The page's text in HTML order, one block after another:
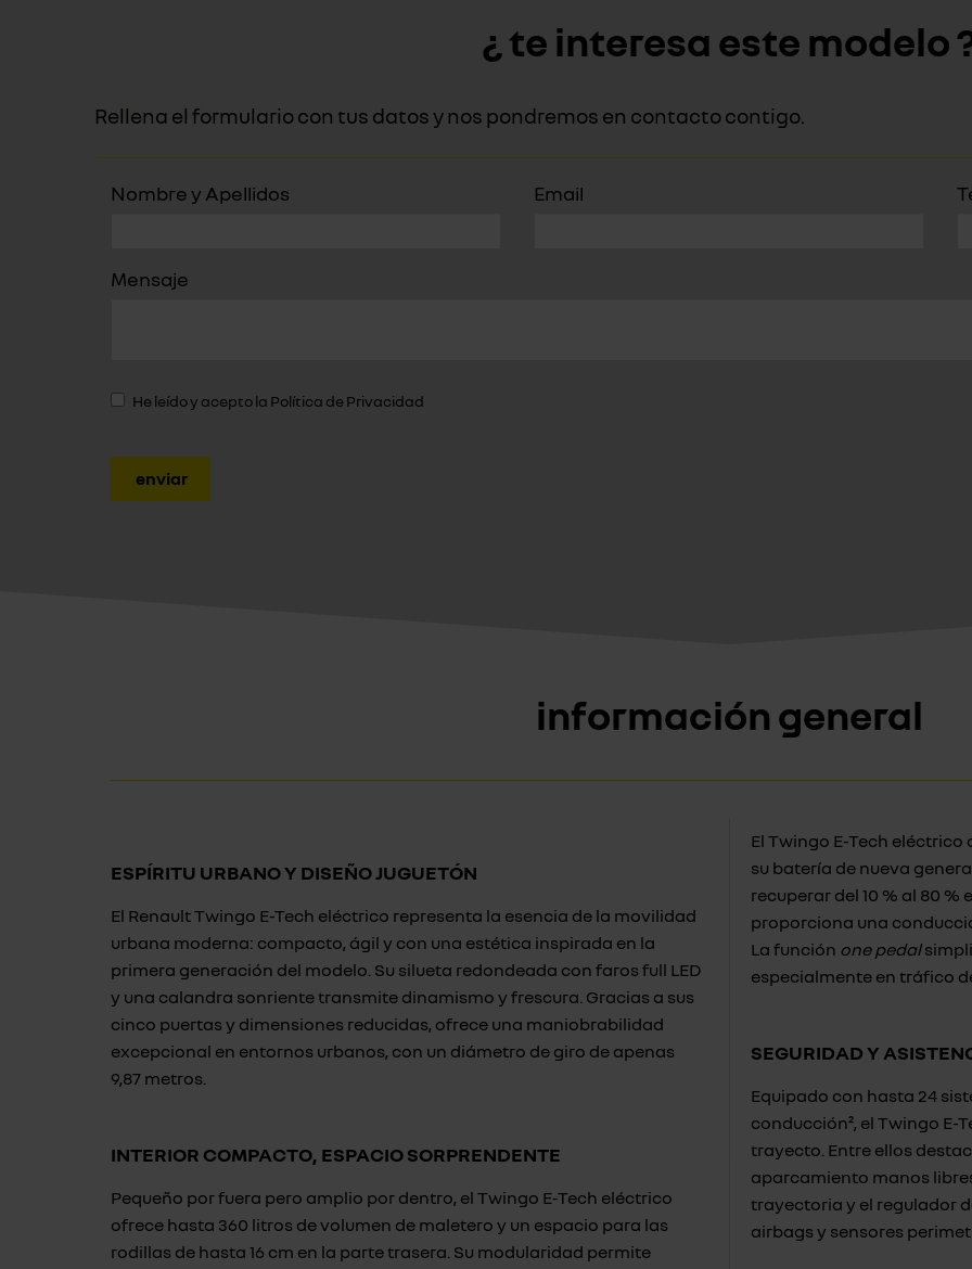
¿ te interesa este modelo
Rellena el formulario con tus datos y nos pondremos en contacto contigo.
Nombre y Apellidos Email
Mensaje
He leído y acepto la Política de Privacidad
enviar
información general
ESPÍRITU URBANO Y DISEÑO JUGUETÓN
El Renault Twingo E-Tech eléctrico representa la esencia de la movilidad
urbana moderna: compacto, ágil y con una estética inspirada en la
primera generación del modelo. Su silueta redondeada con faros full LED
y una calandra sonriente transmite dinamismo y frescura. Gracias a sus
cinco puertas y dimensiones reducidas, ofrece una maniobrabilidad
excepcional en entornos urbanos, con un diámetro de giro de apenas
9,87 metros.
INTERIOR COMPACTO, ESPACIO SORPRENDENTE
Pequeño por fuera pero amplio por dentro, el Twingo E-Tech eléctrico
ofrece hasta 360 litros de volumen de maletero y un espacio para las
rodillas de hasta 16 cm en la parte trasera. Su modularidad permite
El Twingo E-Tech
su batería de nueva
recuperar del 10 % al 80 %
proporciona una
La función one pedal
especialmente en tráfico
SEGURIDAD Y
Equipado con hasta 24
conducción², el Twingo E-
trayecto. Entre ellos
aparcamiento manos
trayectoria y el regulador
airbags y sensores